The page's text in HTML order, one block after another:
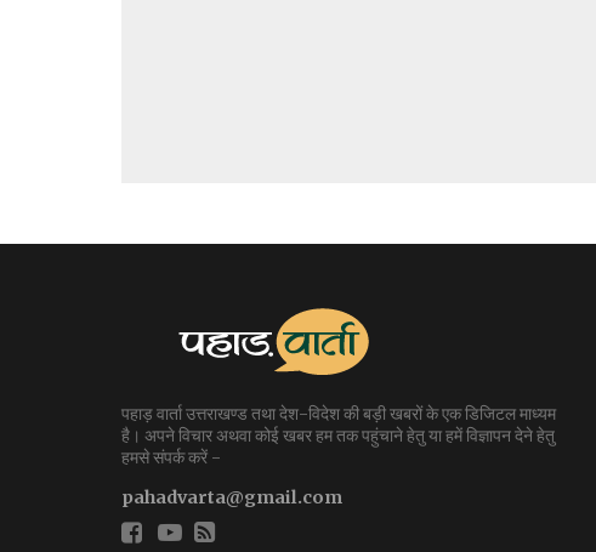
पहाड़ वार्ता उत्तराखण्ड तथा देश-विदेश की बड़ी खबरों के एक डिजिटल माध्यम
है। अपने विचार अथवा कोई खबर हम तक पहुंचाने हेतु या हमें विज्ञापन देने हेतु
हमसे संपर्क करें -
pahadvarta@gmail.com